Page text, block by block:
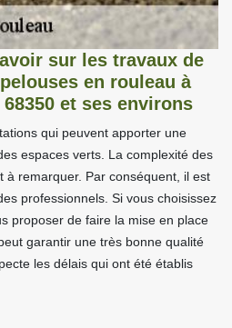
sur les travaux de
en rouleau à
et ses environs
qui peuvent apporter une
espaces verts. La complexité des
à remarquer. Par conséquent, il est
professionnels. Si vous choisissez
proposer de faire la mise en place
garantir une très bonne qualité
les délais qui ont été établis